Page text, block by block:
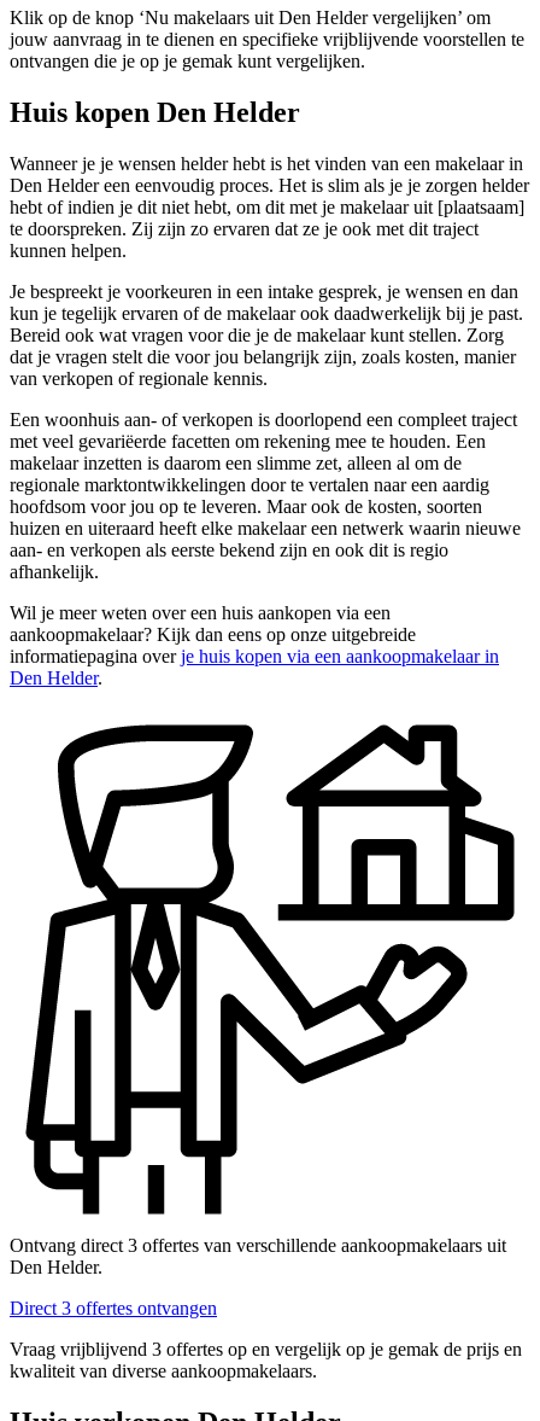
Klik op de knop ‘Nu makelaars uit Den Helder vergelijken’ om
jouw aanvraag in te dienen en specifieke vrijblijvende voorstellen te
ontvangen die je op je gemak kunt vergelijken.
Huis kopen Den Helder
Wanneer je je wensen helder hebt is het vinden van een makelaar in
Den Helder een eenvoudig proces. Het is slim als je je zorgen helder
hebt of indien je dit niet hebt, om dit met je makelaar uit [plaatsaam]
te doorspreken. Zij zijn zo ervaren dat ze je ook met dit traject
kunnen helpen.
Je bespreekt je voorkeuren in een intake gesprek, je wensen en dan
kun je tegelijk ervaren of de makelaar ook daadwerkelijk bij je past.
Bereid ook wat vragen voor die je de makelaar kunt stellen. Zorg
dat je vragen stelt die voor jou belangrijk zijn, zoals kosten, manier
van verkopen of regionale kennis.
Een woonhuis aan- of verkopen is doorlopend een compleet traject
met veel gevariëerde facetten om rekening mee te houden. Een
makelaar inzetten is daarom een slimme zet, alleen al om de
regionale marktontwikkelingen door te vertalen naar een aardig
hoofdsom voor jou op te leveren. Maar ook de kosten, soorten
huizen en uiteraard heeft elke makelaar een netwerk waarin nieuwe
aan- en verkopen als eerste bekend zijn en ook dit is regio
afhankelijk.
Wil je meer weten over een huis aankopen via een
aankoopmakelaar? Kijk dan eens op onze uitgebreide
informatiepagina overje huis kopen via een aankoopmakelaar in
Den Helder.
Ontvang direct 3 offertes van verschillende aankoopmakelaars uit
Den Helder.
Direct 3 offertes ontvangen
Vraag vrijblijvend 3 offertes op en vergelijk op je gemak de prijs en
kwaliteit van diverse aankoopmakelaars.